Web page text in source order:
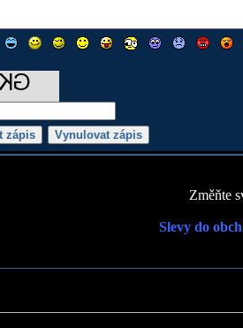
Změňte
Slevy do